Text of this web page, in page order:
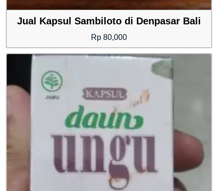
Jual Kapsul Sambiloto di Denpasar Bali
Rp 80,000